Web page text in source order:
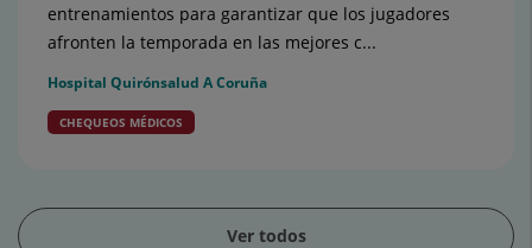
entrenamientos para garantizar que los jugadores
afronten la temporada en las mejores c...
Hospital Quirónsalud A Coruña
CHEQUEOS MÉDICOS
Ver todos